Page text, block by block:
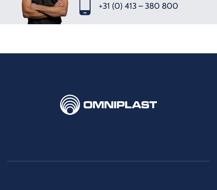
+31 (0) 413 – 380 800